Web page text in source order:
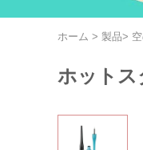
ホーム > 製品>
ホットス